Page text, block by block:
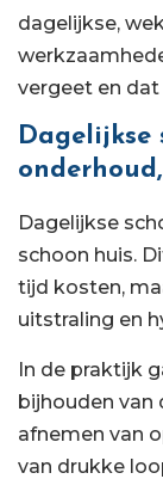
dagelijkse,
vergeet en
Dagelijkse
Dagelijkse
schoon huis.
tijd kosten,
uitstraling en
In de praktijk
bijhouden van
afnemen van
van drukke